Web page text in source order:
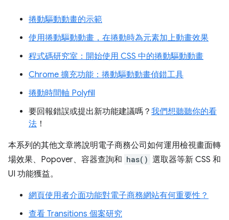
捲動驅動動畫的示範
使用捲動驅動動畫，在捲動時為元素加上動畫效果
程式碼研究室：開始使用 CSS 中的捲動驅動動畫
Chrome 擴充功能：捲動驅動動畫偵錯工具
捲動時間軸 Polyfill
要回報錯誤或提出新功能建議嗎？ 我們想聽聽你的看
法 ！
本系列的其他文章將說明電子商務公司如何運用檢視畫面轉
場效果、Popover、容器查詢和 has() 選取器等新 CSS 和
UI 功能獲益。
網頁使用者介面功能對電子商務網站有何重要性？
查看 Transitions 個案研究